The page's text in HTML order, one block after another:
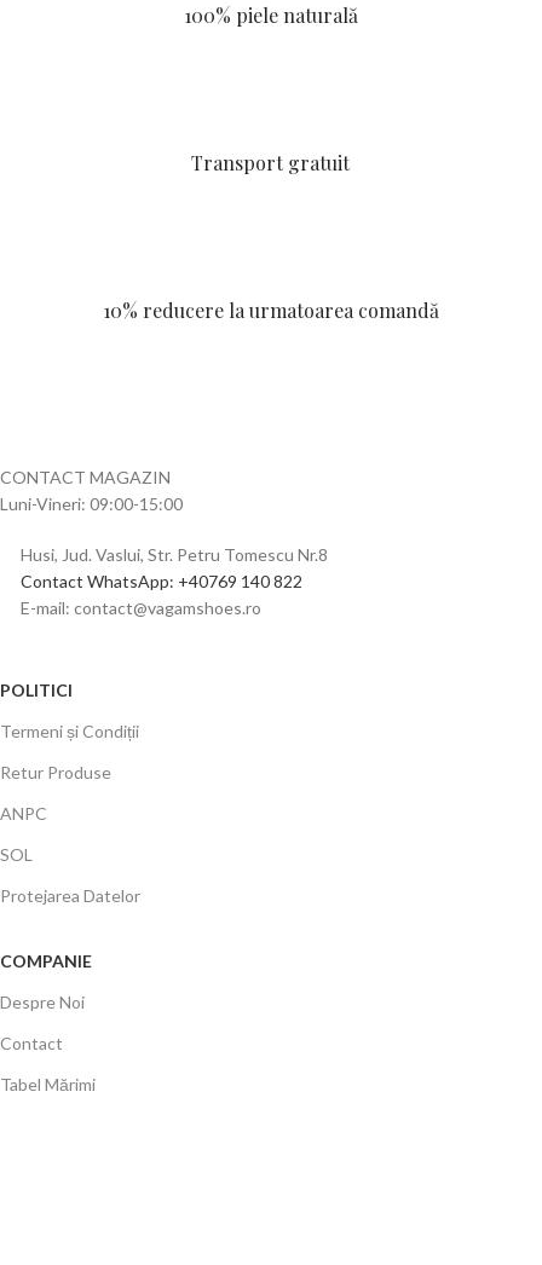
100% piele naturală
Transport gratuit
10% reducere la urmatoarea comandă
CONTACT MAGAZIN
Luni-Vineri: 09:00-15:00
Husi, Jud. Vaslui, Str. Petru Tomescu Nr.8
Contact WhatsApp: +40769 140 822
E-mail: contact@vagamshoes.ro
POLITICI
Termeni și Condiții
Retur Produse
ANPC
SOL
Protejarea Datelor
COMPANIE
Despre Noi
Contact
Tabel Mărimi